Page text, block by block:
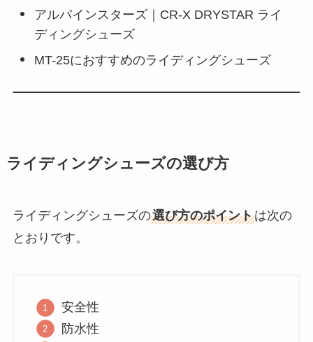
アルパインスターズ｜CR-X DRYSTAR ライ
ディングシューズ
MT-25におすすめのライディングシューズ
ライディングシューズの選び方
ライディングシューズの選び方のポイントは次の
とおりです。
安全性
防水性